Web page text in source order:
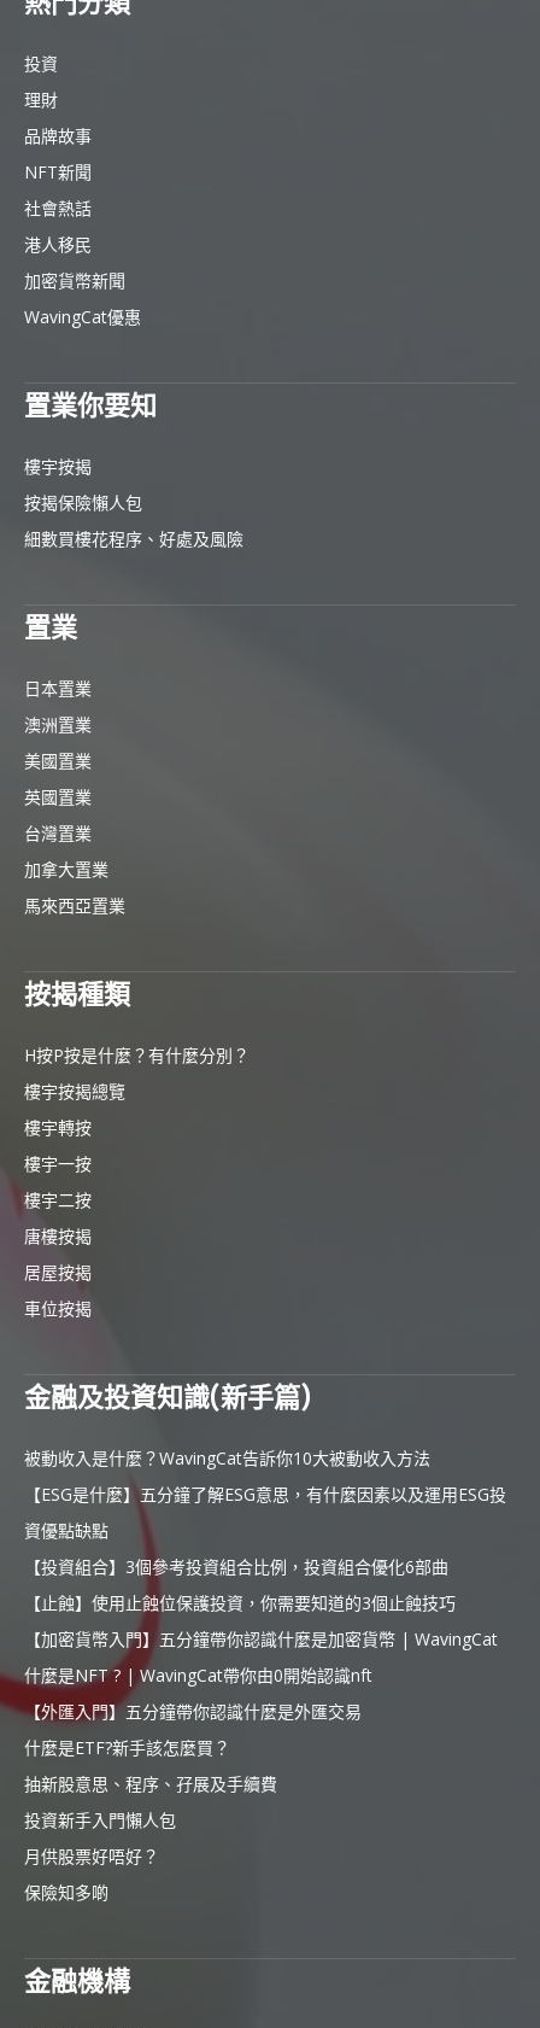
投資
理財
品牌故事
NFT新聞
社會熱話
港人移民
加密貨幣新聞
WavingCat優惠
置業你要知
樓宇按揭
按揭保險懶人包
細數買樓花程序、好處及風險
置業
日本置業
澳洲置業
美國置業
英國置業
台灣置業
加拿大置業
馬來西亞置業
按揭種類
H按P按是什麼？有什麼分別？
樓宇按揭總覽
樓宇轉按
樓宇一按
樓宇二按
唐樓按揭
居屋按揭
車位按揭
金融及投資知識(新手篇)
被動收入是什麼？WavingCat告訴你10大被動收入方法
【ESG是什麼】五分鐘了解ESG意思，有什麼因素以及運用ESG投
資優點缺點
【投資組合】3個參考投資組合比例，投資組合優化6部曲
【止蝕】使用止蝕位保護投資，你需要知道的3個止蝕技巧
【加密貨幣入門】五分鐘帶你認識什麼是加密貨幣 | WavingCat
什麼是NFT ? | WavingCat帶你由0開始認識nft
【外匯入門】五分鐘帶你認識什麼是外匯交易
什麼是ETF?新手該怎麼買？
抽新股意思、程序、孖展及手續費
投資新手入門懶人包
月供股票好唔好？
保險知多啲
金融機構